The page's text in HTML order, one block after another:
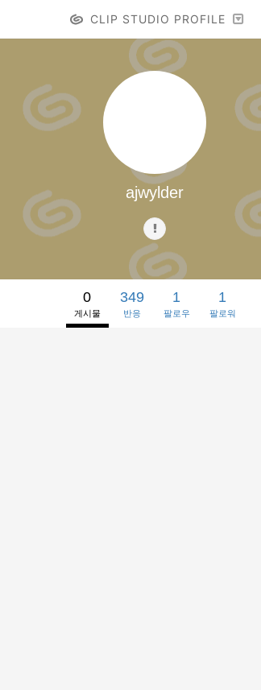
CLIP STUDIO PROFILE
ajwylder
0
게시물
349
반응
1
팔로우
1
팔로워